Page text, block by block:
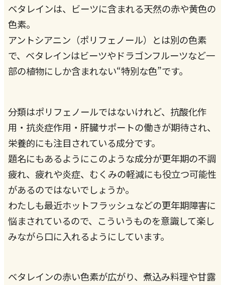
ベタレインは、ビーツに含まれる天然の赤や黄色の
色素。
アントシアニン（ポリフェノール）とは別の色素
で、ベタレインはビーツやドラゴンフルーツなど一
部の植物にしか含まれない“特別な色”です。
分類はポリフェノールではないけれど、抗酸化作
用・抗炎症作用・肝臓サポートの働きが期待され、
栄養的にも注目されている成分です。
題名にもあるようにこのような成分が更年期の不調
疲れ、疲れや炎症、むくみの軽減にも役立つ可能性
があるのではないでしょうか。
わたしも最近ホットフラッシュなどの更年期障害に
悩まされているので、こういうものを意識して楽し
みながら口に入れるようにしています。
ベタレインの赤い色素が広がり、煮込み料理や甘露